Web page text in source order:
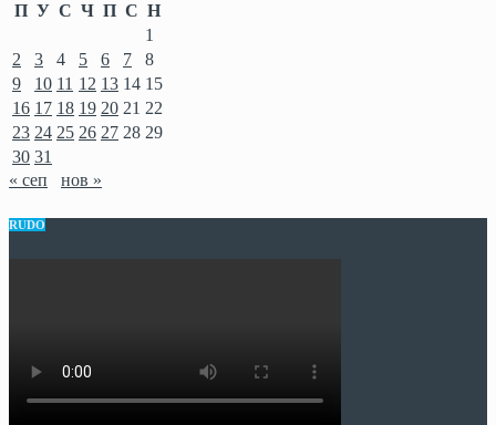
П У С Ч П С Н
1
2
3 4 5 6 7
8
9
10 11 12 13 14 15
16 17 18 19 20 21 22
23 24 25 26 27 28 29
30 31
« сеп
нов »
RUDO